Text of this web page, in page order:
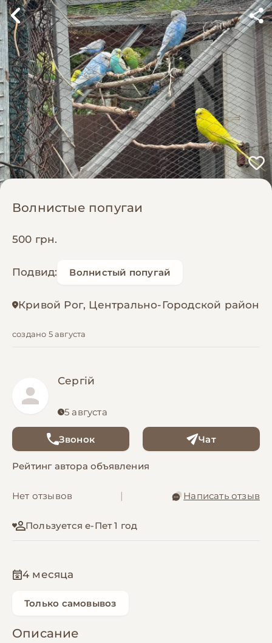
Волнистые попугаи
500 грн.
Подвид: Волнистый попугай
Кривой Рог, Центрально-Городской район
создано 5 августа
Сергій
5 августа
Звонок Чат
Рейтинг автора объявления
Нет отзывов Написать отзыв
Пользуется е-Пет 1 год
4 месяца
Только самовывоз
Описание